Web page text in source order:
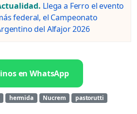
Llega a Ferro el evento
federal, el Campeonato
del Alfajor 2026
en WhatsApp
hermida Nucrem
pastorutti